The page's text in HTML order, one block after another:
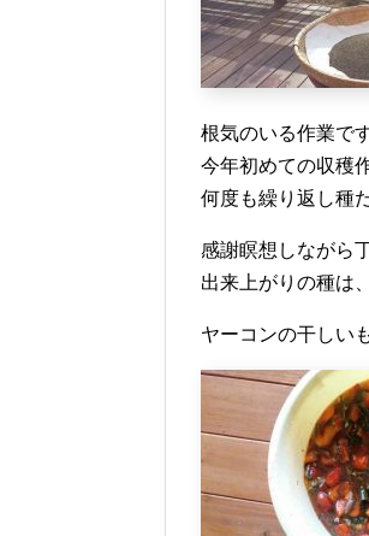
根気のいる作業です
今年初めての収穫
何度も繰り返し種
感謝瞑想しながら
出来上がりの種は
ヤーコンの干しい